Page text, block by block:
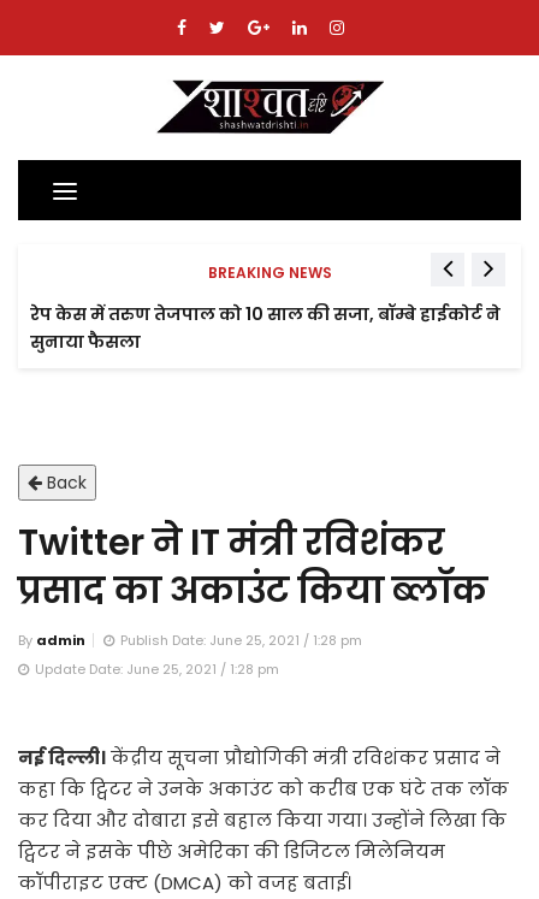
Toggle
navigation
BREAKING NEWS
रेप केस में तरुण तेजपाल को 10 साल की सजा, बॉम्बे हाईकोर्ट ने
सुनाया फैसला
Back
Twitter ने IT मंत्री रविशंकर
प्रसाद का अकाउंट किया ब्लॉक
By admin
Publish Date: June 25, 2021 / 1:28 pm
Update Date: June 25, 2021 / 1:28 pm
नई दिल्ली।केंद्रीय सूचना प्रौद्योगिकी मंत्री रविशंकर प्रसाद ने
कहा कि ट्विटर ने उनके अकाउंट को करीब एक घंटे तक लॉक
कर दिया और दोबारा इसे बहाल किया गया। उन्होंने लिखा कि
ट्विटर ने इसके पीछे अमेरिका की डिजिटल मिलेनियम
कॉपीराइट एक्ट (DMCA) को वजह बताई।